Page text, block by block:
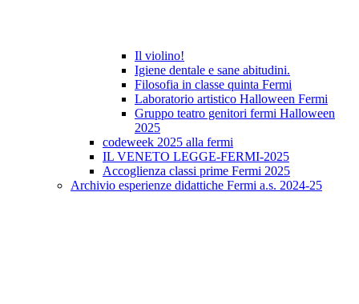
Il violino!
Igiene dentale e sane abitudini.
Filosofia in classe quinta Fermi
Laboratorio artistico Halloween Fermi
Gruppo teatro genitori fermi Halloween
2025
codeweek 2025 alla fermi
IL VENETO LEGGE-FERMI-2025
Accoglienza classi prime Fermi 2025
Archivio esperienze didattiche Fermi a.s. 2024-25